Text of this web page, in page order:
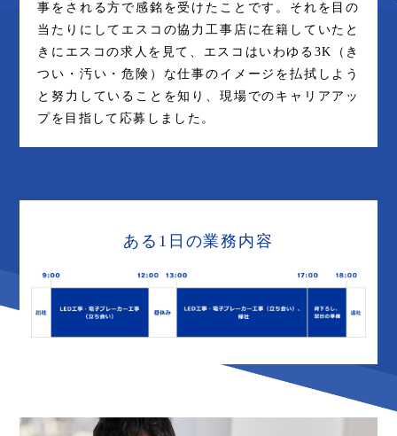
事をされる方で感銘を受けたことです。それを目の
当たりにしてエスコの協力工事店に在籍していたと
きにエスコの求人を見て、エスコはいわゆる3K（き
つい・汚い・危険）な仕事のイメージを払拭しよう
と努力していることを知り、現場でのキャリアアッ
プを目指して応募しました。
ある1日の業務内容